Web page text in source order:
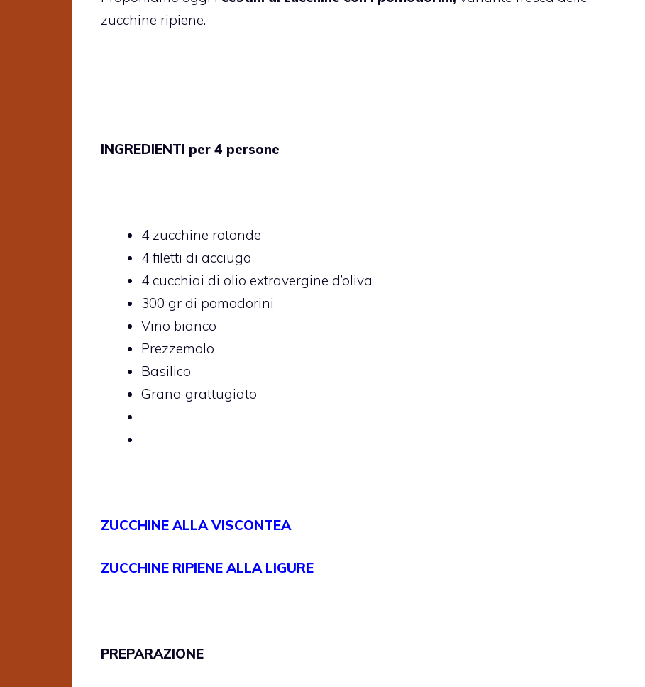
zucchine ripiene.
INGREDIENTI per 4 persone
4 zucchine rotonde
4 filetti di acciuga
4 cucchiai di olio extravergine d’oliva
300 gr di pomodorini
Vino bianco
Prezzemolo
Basilico
Grana grattugiato
ZUCCHINE ALLA VISCONTEA
ZUCCHINE RIPIENE ALLA LIGURE
PREPARAZIONE